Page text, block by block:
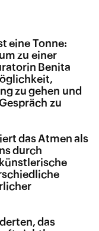
eine Tonne:
zu einer
Benita
zu gehen und
zu
das Atmen als
durch
das